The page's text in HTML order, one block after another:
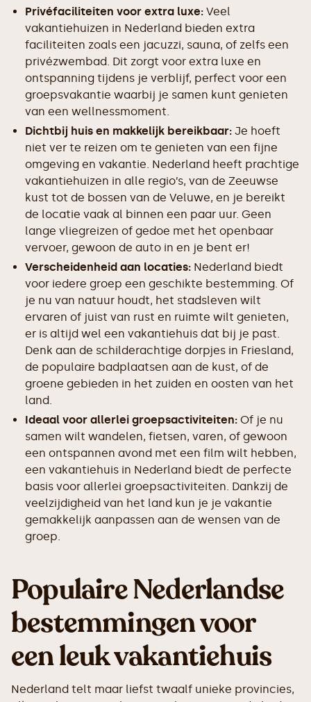
Privéfaciliteiten voor extra luxe: Veel
vakantiehuizen in Nederland bieden extra
faciliteiten zoals een jacuzzi, sauna, of zelfs een
privézwembad. Dit zorgt voor extra luxe en
ontspanning tijdens je verblijf, perfect voor een
groepsvakantie waarbij je samen kunt genieten
van een wellnessmoment.
Dichtbij huis en makkelijk bereikbaar: Je hoeft
niet ver te reizen om te genieten van een fijne
omgeving en vakantie. Nederland heeft prachtige
vakantiehuizen in alle regio’s, van de Zeeuwse
kust tot de bossen van de Veluwe, en je bereikt
de locatie vaak al binnen een paar uur. Geen
lange vliegreizen of gedoe met het openbaar
vervoer, gewoon de auto in en je bent er!
Verscheidenheid aan locaties: Nederland biedt
voor iedere groep een geschikte bestemming. Of
je nu van natuur houdt, het stadsleven wilt
ervaren of juist van rust en ruimte wilt genieten,
er is altijd wel een vakantiehuis dat bij je past.
Denk aan de schilderachtige dorpjes in Friesland,
de populaire badplaatsen aan de kust, of de
groene gebieden in het zuiden en oosten van het
land.
Ideaal voor allerlei groepsactiviteiten: Of je nu
samen wilt wandelen, fietsen, varen, of gewoon
een ontspannen avond met een film wilt hebben,
een vakantiehuis in Nederland biedt de perfecte
basis voor allerlei groepsactiviteiten. Dankzij de
veelzijdigheid van het land kun je je vakantie
gemakkelijk aanpassen aan de wensen van de
groep.
Populaire Nederlandse
bestemmingen voor
een leuk vakantiehuis
Nederland telt maar liefst twaalf unieke provincies,